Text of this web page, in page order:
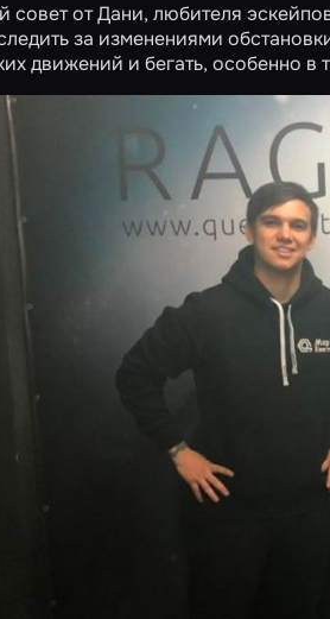
совет от Дани, любителя
за изменениями
движений и бегать, особенно в